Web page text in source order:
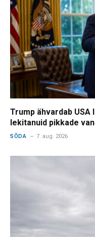
Trump ähvardab
lekitanuid pikkade
SÕDA 7. aug. 2026